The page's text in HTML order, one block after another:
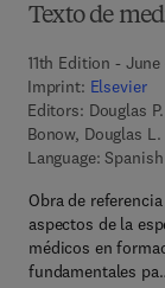
Texto de
11th Edition - June
Imprint: Elsevier
Editors: Douglas
Bonow, Douglas
Language: Spanish
Obra de
aspectos de la
médicos en
fundamentales